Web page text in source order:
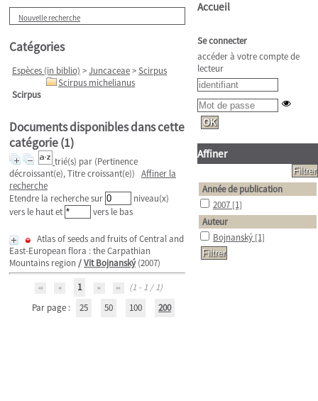
Nouvelle recherche
Catégories
Espèces (in biblio) >Juncaceae>Scirpus
Scirpus michelianus
Scirpus
Documents disponibles dans cette
catégorie (1)
trié(s) par (Pertinence
décroissant(e), Titre croissant(e)) Affiner la
recherche
Etendre la recherche sur
niveau(x)
vers le haut et
vers le bas
Atlas of seeds and fruits of Central and
East-European flora : the Carpathian
Mountains region /Vit Bojnanský(2007)
1
(1 - 1 / 1)
Par page :
25 50 100 200
Accueil
Se connecter
accéder à votre compte de
lecteur
Affiner
Année de publication
2007 [1]
Auteur
Bojnanský [1]